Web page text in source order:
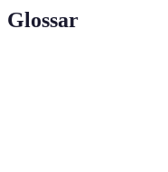
Glossar